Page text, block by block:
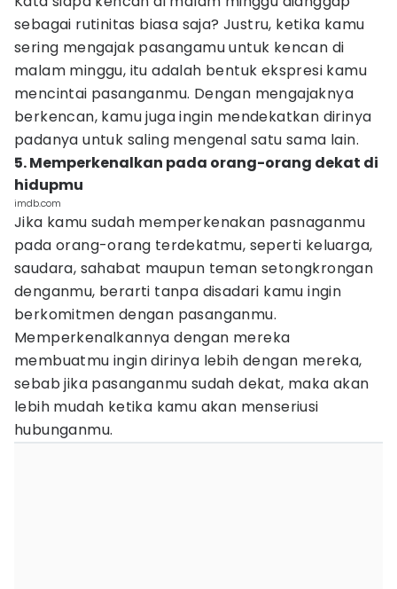
sebagai rutinitas biasa saja? Justru, ketika kamu
sering mengajak pasangamu untuk kencan di
malam minggu, itu adalah bentuk ekspresi kamu
mencintai pasanganmu. Dengan mengajaknya
berkencan, kamu juga ingin mendekatkan dirinya
padanya untuk saling mengenal satu sama lain.
5. Memperkenalkan pada orang-orang dekat di
hidupmu
imdb.com
Jika kamu sudah memperkenakan pasnaganmu
pada orang-orang terdekatmu, seperti keluarga,
saudara, sahabat maupun teman setongkrongan
denganmu, berarti tanpa disadari kamu ingin
berkomitmen dengan pasanganmu.
Memperkenalkannya dengan mereka
membuatmu ingin dirinya lebih dengan mereka,
sebab jika pasanganmu sudah dekat, maka akan
lebih mudah ketika kamu akan menseriusi
hubunganmu.